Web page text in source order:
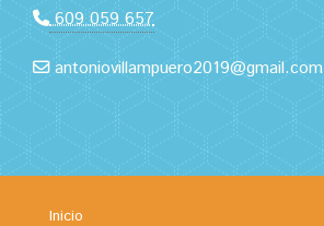
609 059 657
antoniovillampuero2019@gmail.com
Inicio